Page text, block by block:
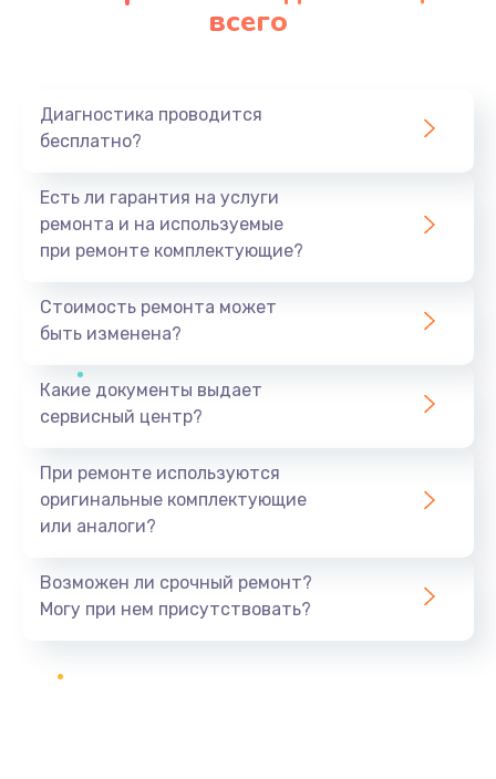
всего
Диагностика проводится
бесплатно?
Есть ли гарантия на услуги
ремонта и на используемые
при ремонте комплектующие?
Стоимость ремонта может
быть изменена?
Какие документы выдает
сервисный центр?
При ремонте используются
оригинальные комплектующие
или аналоги?
Возможен ли срочный ремонт?
Могу при нем присутствовать?